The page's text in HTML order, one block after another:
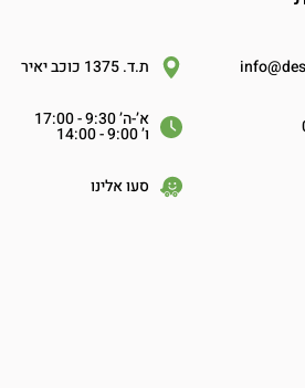
ת.ד. 1375 כוכב יאיר
א’-ה’ 9:30 - 17:00
ו’ 9:00 - 14:00
סעו אלינו